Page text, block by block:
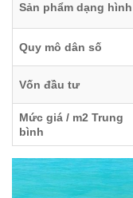
Sản phẩm dạng hình
Quy mô dân số
Vốn đầu tư
Mức giá / m2 Trung
bình